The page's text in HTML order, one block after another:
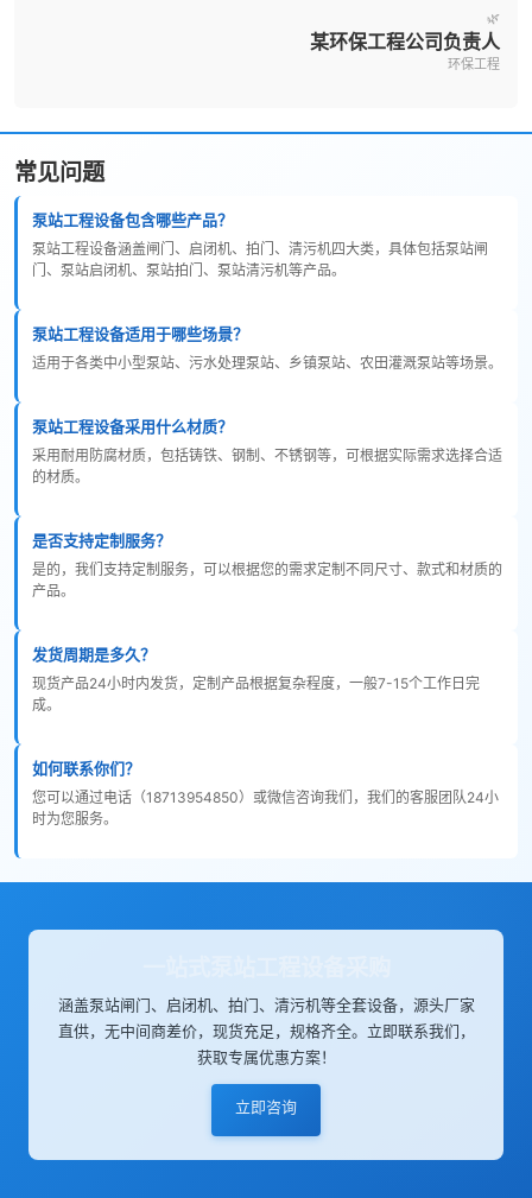
🌿
某环保工程公司负责人
环保工程
常见问题
泵站工程设备包含哪些产品？
泵站工程设备涵盖闸门、启闭机、拍门、清污机四大类，具体包括泵站闸
门、泵站启闭机、泵站拍门、泵站清污机等产品。
泵站工程设备适用于哪些场景？
适用于各类中小型泵站、污水处理泵站、乡镇泵站、农田灌溉泵站等场景。
泵站工程设备采用什么材质？
采用耐用防腐材质，包括铸铁、钢制、不锈钢等，可根据实际需求选择合适
的材质。
是否支持定制服务？
是的，我们支持定制服务，可以根据您的需求定制不同尺寸、款式和材质的
产品。
发货周期是多久？
现货产品24小时内发货，定制产品根据复杂程度，一般7-15个工作日完
成。
如何联系你们？
您可以通过电话（18713954850）或微信咨询我们，我们的客服团队24小
时为您服务。
涵盖泵站闸门、启闭机、拍门、清污机等全套设备，源头厂家
直供，无中间商差价，现货充足，规格齐全。立即联系我们，
获取专属优惠方案！
立即咨询